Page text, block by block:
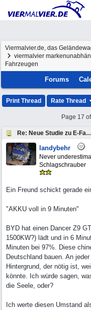
Viermalvier.de, das
viermalvier
Fahrzeugen
Forums
Print Thread Rate Thread
Page 17
Re: Neue Studie zu E-Fahrzeugen
landybehr
Never
Schlagschrauber
Ein Freund schickt gerade
"AKKU voll in 9 Minuten"
BYD hat einen Dancer Z9
1500KW?) lädt und in 6
Minuten bei 97%. Diese
Deutschland bauen. An
Hintergrund, der nötig ist,
könnte. Ich würde sagen,
die Seele, oder?
Ich werte diesen Umstand